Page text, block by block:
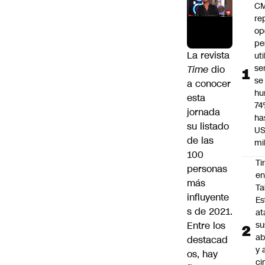
La revista
Time dio
a conocer
esta
jornada
su listado
de las
100
personas
más
influyente
s de 2021.
Entre los
destacad
os, hay
se
en
y